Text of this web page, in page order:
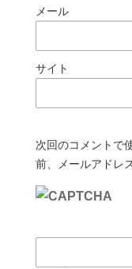
メール
サイト
次回のコメントで
前、メールアドレ